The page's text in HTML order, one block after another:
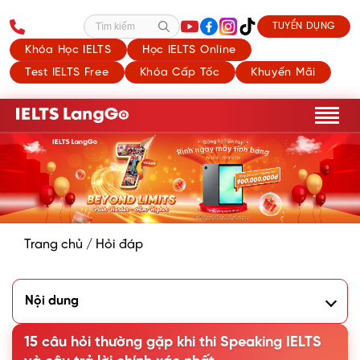
Khóa Học IELTS
Học IELTS Online
Test IELTS Free
Khóa Cấp Tốc Khuyến Mãi
Tìm kiếm TUYỂN DỤNG
Trang chủ / Hỏi đáp
Nội dung
2. Cấu trúc bài thi Speaking gồm mấy phần?
3. Tiêu chí chấm điểm Speaking trong IELTS là gì?
15 câu hỏi thường gặp khi thi Speaking IELTS